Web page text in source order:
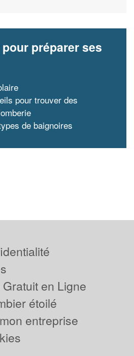
préparer ses
pour trouver des
de baignoires
en Ligne
étoilé
entreprise